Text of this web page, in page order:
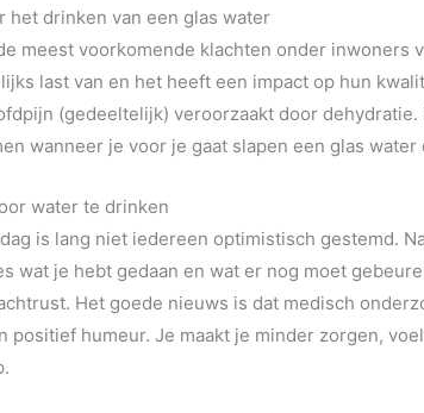
het drinken van een glas water
meest voorkomende klachten onder inwoners
last van en het heeft een impact op hun
(gedeeltelijk) veroorzaakt door
wanneer je voor je gaat slapen een glas water
water te drinken
is lang niet iedereen optimistisch gestemd.
wat je hebt gedaan en wat er nog moet
Het goede nieuws is dat medisch
positief humeur. Je maakt je minder zorgen,